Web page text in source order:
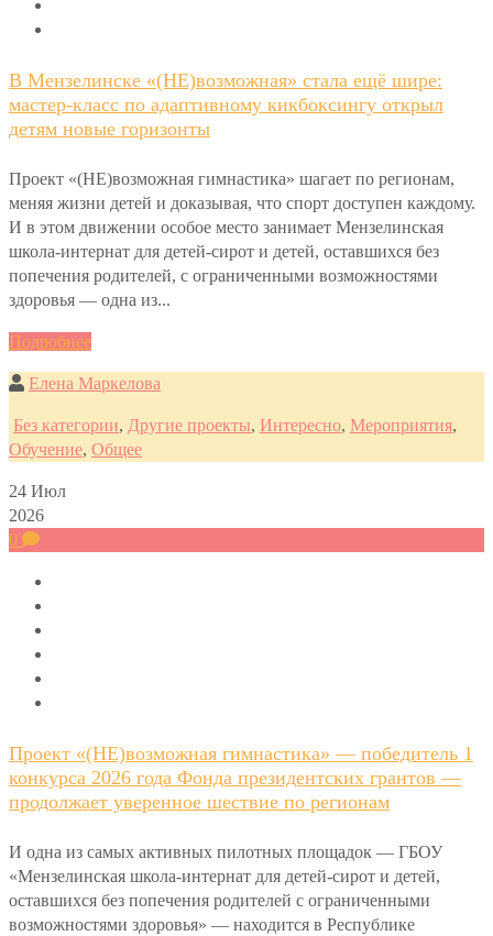
В Мензелинске «(НЕ)возможная» стала ещё шире:
мастер-класс по адаптивному кикбоксингу открыл
детям новые горизонты
Проект «(НЕ)возможная гимнастика» шагает по регионам,
меняя жизни детей и доказывая, что спорт доступен каждому.
И в этом движении особое место занимает Мензелинская
школа-интернат для детей-сирот и детей, оставшихся без
попечения родителей, с ограниченными возможностями
здоровья — одна из...
Подробнее
Елена Маркелова
Без категории, Другие проекты, Интересно, Мероприятия,
Обучение, Общее
24 Июл
2026
0
Проект «(НЕ)возможная гимнастика» — победитель 1
конкурса 2026 года Фонда президентских грантов —
продолжает уверенное шествие по регионам
И одна из самых активных пилотных площадок — ГБОУ
«Мензелинская школа-интернат для детей-сирот и детей,
оставшихся без попечения родителей с ограниченными
возможностями здоровья» — находится в Республике